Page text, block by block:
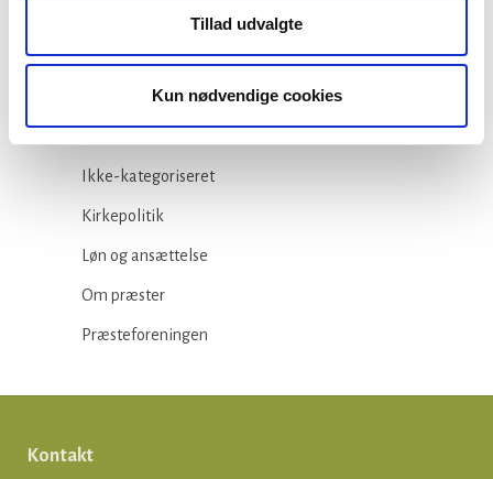
Tillad udvalgte
Kun nødvendige cookies
Arbejdsmiljø
Blogindlæg
Ikke-kategoriseret
Kirkepolitik
Løn og ansættelse
Om præster
Præsteforeningen
Kontakt